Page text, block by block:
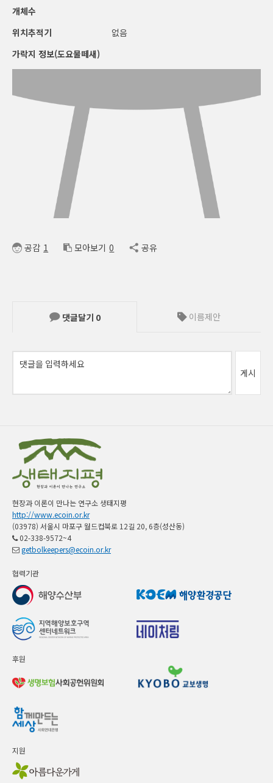
개체수
위치추적기
없음
가락지 정보(도요물떼새)
공감 1 모아보기 0 공유
댓글달기 0 이름제안
게시
현장과 이론이 만나는 연구소 생태지평
http://www.ecoin.or.kr
(03978) 서울시 마포구 월드컵북로 12길 20, 6층(성산동)
02-338-9572~4
getbolkeepers@ecoin.or.kr
협력기관
후원
지원